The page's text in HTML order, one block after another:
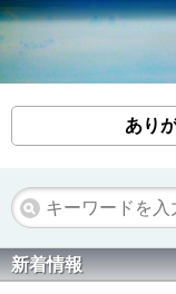
あり
新着情報